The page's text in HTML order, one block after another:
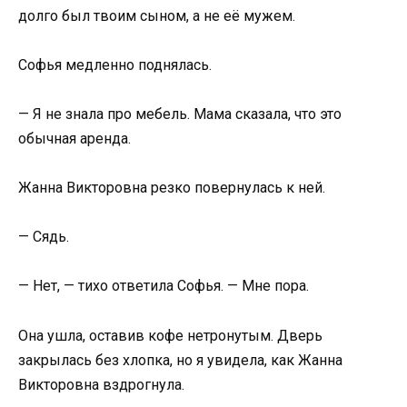
долго был твоим сыном, а не её мужем.
Софья медленно поднялась.
— Я не знала про мебель. Мама сказала, что это
обычная аренда.
Жанна Викторовна резко повернулась к ней.
— Сядь.
— Нет, — тихо ответила Софья. — Мне пора.
Она ушла, оставив кофе нетронутым. Дверь
закрылась без хлопка, но я увидела, как Жанна
Викторовна вздрогнула.